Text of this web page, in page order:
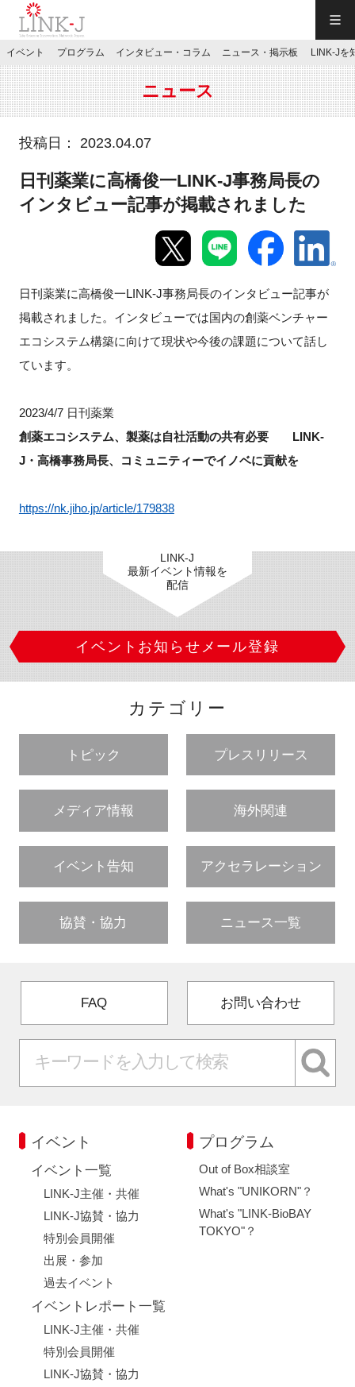
JP／EN
特別会員専用メニュー
お問い合わせ
イベント
プログラム
インタビュー・コラム
ニュース・掲示板
施設・アクセス
イベント プログラム インタビュー・コラム ニュース・掲示板 LINK-Jを
ニュース
投稿日： 2023.04.07
日刊薬業に高橋俊一LINK-J事務局長の
インタビュー記事が掲載されました
日刊薬業に高橋俊一LINK-J事務局長のインタビュー記事が
掲載されました。インタビューでは国内の創薬ベンチャー
エコシステム構築に向けて現状や今後の課題について話し
ています。
2023/4/7 日刊薬業
創薬エコシステム、製薬は自社活動の共有必要 LINK-
J・高橋事務局長、コミュニティーでイノベに貢献を
https://nk.jiho.jp/article/179838
LINK-J
最新イベント情報を
配信
イベントお知らせメール登録
カテゴリー
トピック プレスリリース
メディア情報 海外関連
イベント告知 アクセラレーション
協賛・協力 ニュース一覧
FAQ お問い合わせ
イベント
イベント一覧
LINK-J主催・共催
LINK-J協賛・協力
特別会員開催
出展・参加
過去イベント
イベントレポート一覧
LINK-J主催・共催
特別会員開催
LINK-J協賛・協力
プログラム
Out of Box相談室
What's "UNIKORN"？
What's "LINK-BioBAY
TOKYO"？